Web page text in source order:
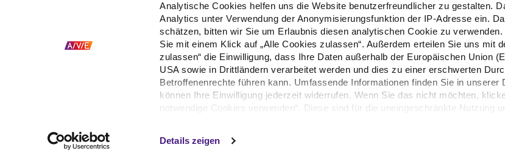
Analytische Cookies helfen uns die Website benutzerfreundlicher zu gestalten.
Analytics unter Verwendung der Anonymisierungsfunktion der IP-Adresse ein.
schätzen, bitten wir Sie um Erlaubnis diesen analytischen Cookie zu
Sie mit einem Klick auf „Alle Cookies zulassen“. Außerdem erteilen Sie uns mit
zulassen“ die Einwilligung, dass Ihre Daten außerhalb der Europäischen Union
USA sowie in Drittländern verarbeitet werden und dies zu einer erschwerten
Betroffenenrechte führen kann. Umfassende Informationen finden Sie in unserer
können Ihre Einwilligung jederzeit widerrufen. Wenn Sie das nicht möchten,
notwendige Cookies verwenden“. Diese sind für die uneingeschränkte Nutzung
Hier zurDatenschutzerklärung
Details zeigen